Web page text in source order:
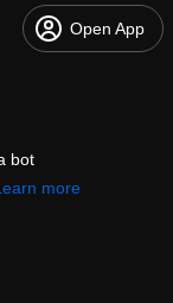
Open App
bot
more